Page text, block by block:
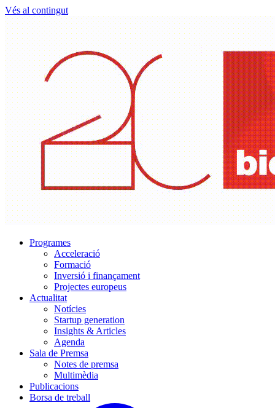
Vés al contingut
Programes
Acceleració
Formació
Inversió i finançament
Projectes europeus
Actualitat
Notícies
Startup generation
Insights & Articles
Agenda
Sala de Premsa
Notes de premsa
Multimèdia
Publicacions
Borsa de treball